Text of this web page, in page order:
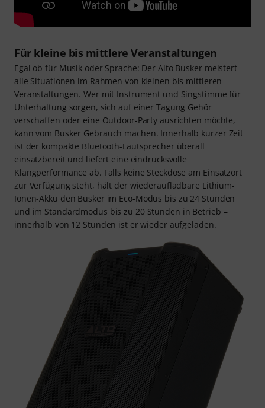
Für kleine bis mittlere Veranstaltungen
Egal ob für Musik oder Sprache: Der Alto Busker meistert
alle Situationen im Rahmen von kleinen bis mittleren
Veranstaltungen. Wer mit Instrument und Singstimme für
Unterhaltung sorgen, sich auf einer Tagung Gehör
verschaffen oder eine Outdoor-Party ausrichten möchte,
kann vom Busker Gebrauch machen. Innerhalb kurzer Zeit
ist der kompakte Bluetooth-Lautsprecher überall
einsatzbereit und liefert eine eindrucksvolle
Klangperformance ab. Falls keine Steckdose am Einsatzort
zur Verfügung steht, hält der wiederaufladbare Lithium-
Ionen-Akku den Busker im Eco-Modus bis zu 24 Stunden
und im Standardmodus bis zu 20 Stunden in Betrieb –
innerhalb von 12 Stunden ist er wieder aufgeladen.